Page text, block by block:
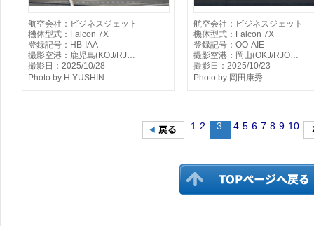
航空会社：ビジネスジェット
機体型式：Falcon 7X
登録記号：HB-IAA
撮影空港：鹿児島(KOJ/RJ…
撮影日：2025/10/28
Photo by H.YUSHIN
航空会社：ビジネスジェット
機体型式：Falcon 7X
登録記号：OO-AIE
撮影空港：岡山(OKJ/RJO…
撮影日：2025/10/23
Photo by 岡田康秀
1 2 3 4 5 6 7 8 9 10